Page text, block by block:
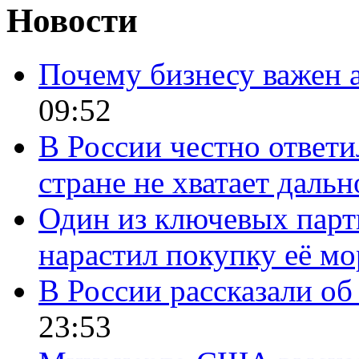
Новости
Почему бизнесу важен
09:52
В России честно
стране не хватает
Один из ключевых
нарастил покупку её
В России рассказали
23:53